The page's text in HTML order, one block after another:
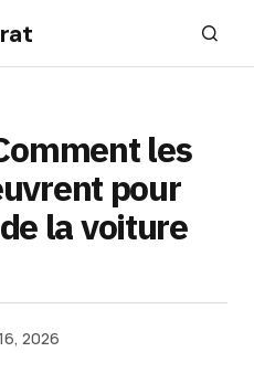
les
pour
la voiture
2026